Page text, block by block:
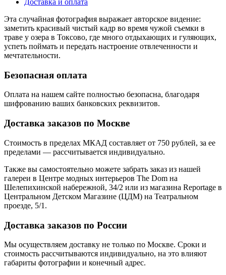
Доставка и оплата
Эта случайная фотография выражает авторское видение:
заметить красивый чистый кадр во время чужой съемки в
траве у озера в Токсово, где много отдыхающих и гуляющих,
успеть поймать и передать настроение отвлеченности и
мечтательности.
Безопасная оплата
Оплата на нашем сайте полностью безопасна, благодаря
шифрованию ваших банковских реквизитов.
Доставка заказов по Москве
Стоимость в пределах МКАД составляет от 750 рублей, за ее
пределами — рассчитывается индивидуально.
Также вы самостоятельно можете забрать заказ из нашей
галереи в Центре модных интерьеров The Dom на
Шелепихинской набережной, 34/2 или из магазина Reportage в
Центральном Детском Магазине (ЦДМ) на Театральном
проезде, 5/1.
Доставка заказов по России
Мы осуществляем доставку не только по Москве. Сроки и
стоимость рассчитываются индивидуально, на это влияют
габариты фотографии и конечный адрес.